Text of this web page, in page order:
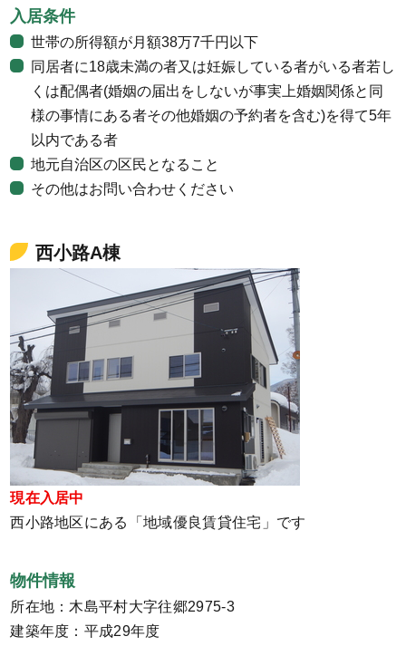
入居条件
世帯の所得額が月額38万7千円以下
同居者に18歳未満の者又は妊娠している者がいる者若し
くは配偶者(婚姻の届出をしないが事実上婚姻関係と同
様の事情にある者その他婚姻の予約者を含む)を得て5年
以内である者
地元自治区の区民となること
その他はお問い合わせください
西小路A棟
現在入居中
西小路地区にある「地域優良賃貸住宅」です
物件情報
所在地：木島平村大字往郷2975-3
建築年度：平成29年度